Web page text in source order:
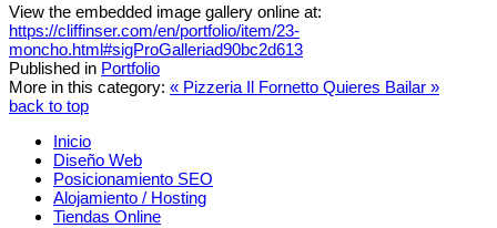
View the embedded image gallery online at:
https://cliffinser.com/en/portfolio/item/23-
moncho.html#sigProGalleriad90bc2d613
Published in Portfolio
More in this category: « Pizzeria Il Fornetto Quieres Bailar »
back to top
Inicio
Diseño Web
Posicionamiento SEO
Alojamiento / Hosting
Tiendas Online